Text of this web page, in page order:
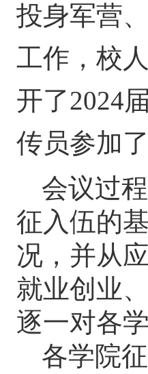
投身军营
工作，校
开了2024
传员参加
会议过
征入伍的
况 ，并从
就业创业
逐一对各
各学院